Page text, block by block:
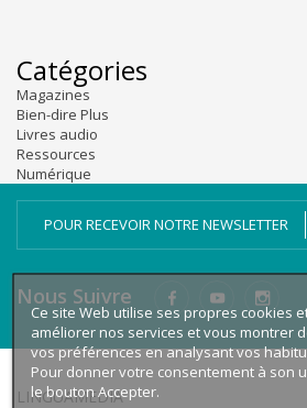
Ce site Web utilise ses propres cookies
améliorer nos services et vous montrer
vos préférences en analysant vos
Pour donner votre consentement à son
le bouton Accepter.
Catégories
Magazines
Bien-dire Plus
Livres audio
Ressources
Numérique
POUR RECEVOIR NOTRE NEWSLETTER
Nous Suivre
LINGUAMEDIA